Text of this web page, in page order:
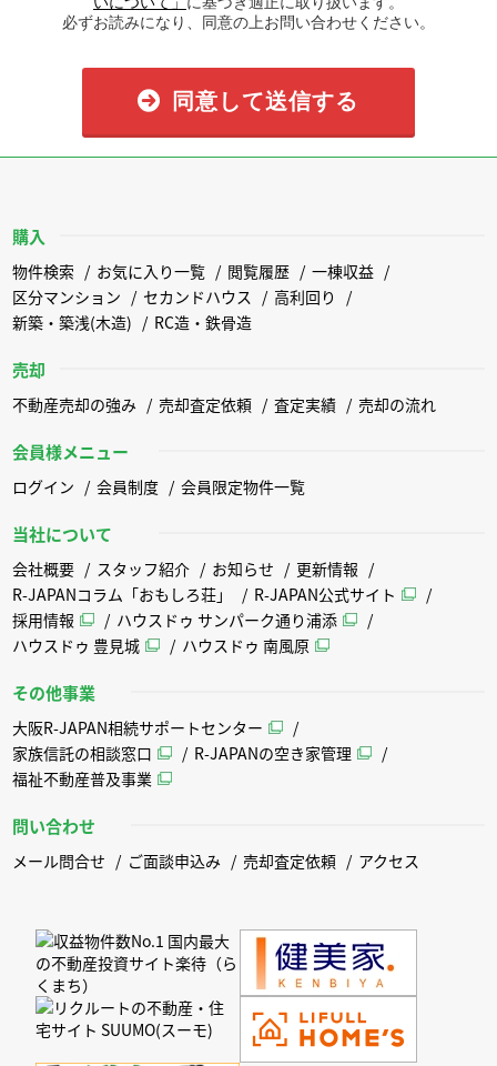
必ずお読みになり、同意の上お問い合わせください。
同意して送信する
購入
物件検索 お気に入り一覧 閲覧履歴
一棟収益
区分マンション
セカンドハウス
高利回り
新築・築浅(木造)
RC造・鉄骨造
売却
不動産売却の強み 売却査定依頼 査定実績 売却の流れ
会員様メニュー
ログイン 会員制度 会員限定物件一覧
当社について
会社概要 スタッフ紹介 お知らせ
更新情報
R-JAPANコラム「おもしろ荘」
R-JAPAN公式サイト
採用情報
ハウスドゥ サンパーク通り浦添
ハウスドゥ 豊見城
ハウスドゥ 南風原
その他事業
大阪R-JAPAN相続サポートセンター
家族信託の相談窓口
R-JAPANの空き家管理
福祉不動産普及事業
問い合わせ
メール問合せ ご面談申込み 売却査定依頼 アクセス